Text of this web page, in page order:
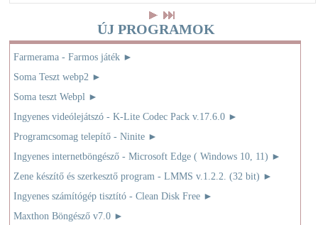
ÚJ PROGRAMOK
Farmerama - Farmos játék ►
Soma Teszt webp2 ►
Soma teszt Webpl ►
Ingyenes videólejátszó - K-Lite Codec Pack v.17.6.0 ►
Programcsomag telepítő - Ninite ►
Ingyenes internetböngésző - Microsoft Edge ( Windows 10, 11) ►
Zene készítő és szerkesztő program - LMMS v.1.2.2. (32 bit) ►
Ingyenes számítógép tisztító - Clean Disk Free ►
Maxthon Böngésző v7.0 ►